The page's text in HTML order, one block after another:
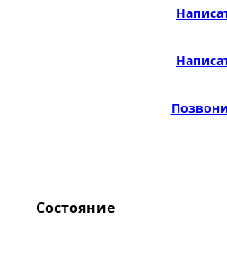
Состояние